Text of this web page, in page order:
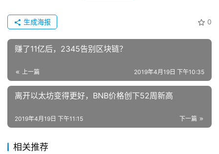
0
生成海报
赚了11亿后，2345告别区块链？
上一篇 2019年4月19日 下午10:35
离开以太坊变得更好，BNB价格创下52周新高
下一篇
2019年4月19日 下午11:15
相关推荐